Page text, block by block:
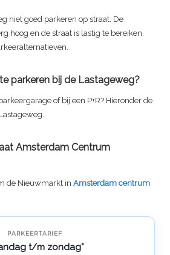
niet goed parkeren op straat. De
hoog en de straat is lastig te bereiken.
parkeren bij de Lastageweg?
of bij een P+R? Hieronder de
Amsterdam Centrum
de Nieuwmarkt in Amsterdam centrum
PARKEERTARIEF
t/m zondag*